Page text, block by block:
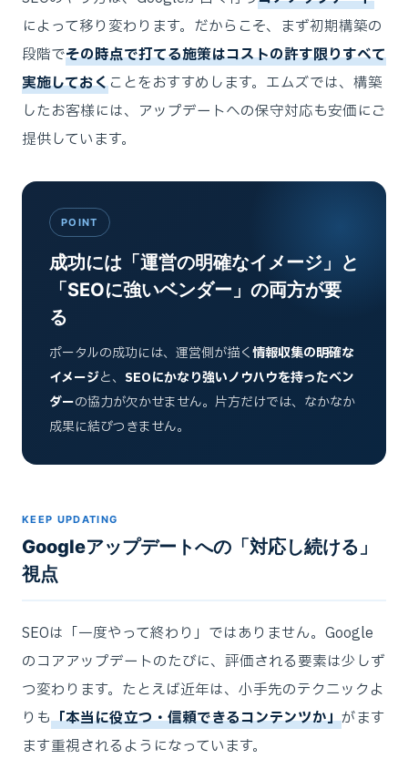
によって移り変わります。だからこそ、まず初期構築の
段階でその時点で打てる施策はコストの許す限りすべて
実施しておくことをおすすめします。エムズでは、構築
したお客様には、アップデートへの保守対応も安価にご
提供しています。
POINT
成功には「運営の明確なイメージ」と
「SEOに強いベンダー」の両方が要
る
ポータルの成功には、運営側が描く情報収集の明確な
イメージと、 SEOにかなり強いノウハウを持ったベン
ダーの協力が欠かせません。片方だけでは、なかなか
成果に結びつきません。
KEEP UPDATING
Googleアップデートへの「対応し続ける」
視点
SEOは「一度やって終わり」ではありません。Google
のコアアップデートのたびに、評価される要素は少しず
つ変わります。たとえば近年は、小手先のテクニックよ
りも「本当に役立つ・信頼できるコンテンツか」がます
ます重視されるようになっています。